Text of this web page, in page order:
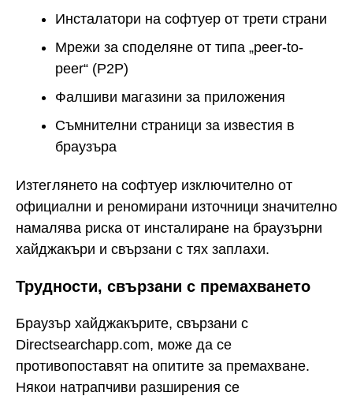
Инсталатори на софтуер от трети страни
Мрежи за споделяне от типа „peer-to-
peer“ (P2P)
Фалшиви магазини за приложения
Съмнителни страници за известия в
браузъра
Изтеглянето на софтуер изключително от
официални и реномирани източници значително
намалява риска от инсталиране на браузърни
хайджакъри и свързани с тях заплахи.
Трудности, свързани с премахването
Браузър хайджакърите, свързани с
Directsearchapp.com, може да се
противопоставят на опитите за премахване.
Някои натрапчиви разширения се